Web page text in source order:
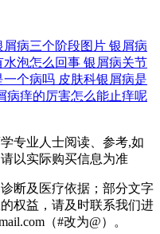
屑病三个阶段图片 银屑病
水泡怎么回事 银屑病关节
一个病吗 皮肤科银屑病是
病痒的厉害怎么能止痒呢
专业人士阅读、参考,如
以实际购买信息为准
断及医疗依据；部分文字
权益，请及时联系我们进
（#改为@）。